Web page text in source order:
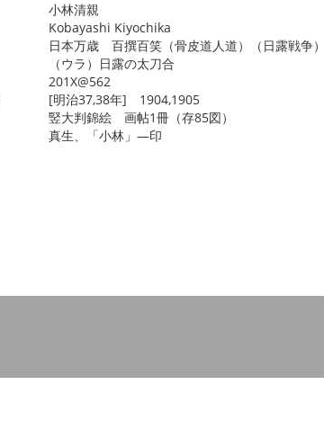
小林清親
Kobayashi Kiyochika
日本万歳 百撰百笑（骨皮道人道）（日露戦争）
（ウラ）日露の太刀合
201X@562
[明治37,38年] 1904,1905
竪大判錦絵 画帖1冊（存85図）
真生、「小林」―印